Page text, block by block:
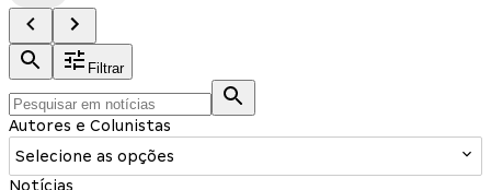
Filtrar
Autores e Colunistas
Selecione as opções
Notícias